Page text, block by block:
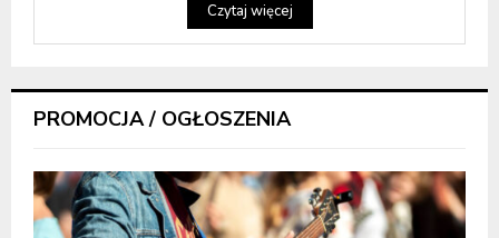
Czytaj więcej
PROMOCJA / OGŁOSZENIA